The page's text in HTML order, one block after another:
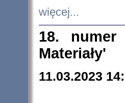
więcej...
18. numer
Materiały'
11.03.2023